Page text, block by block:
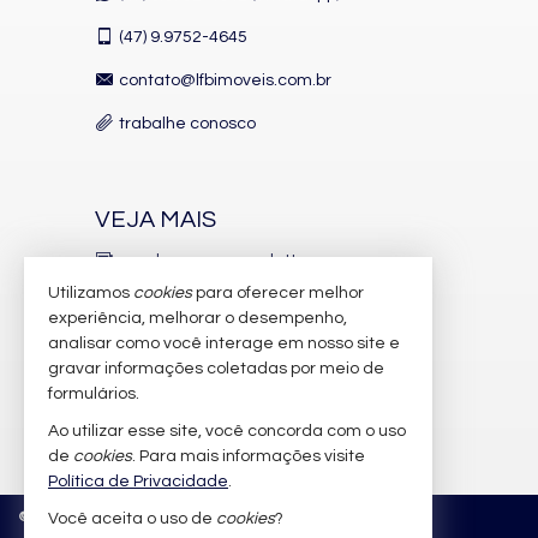
Decorado
Móveis Planejados
Vista Panorâmica
Sala de Estar
Sala de Jantar
Lavabo
Sacada Técnica
Características do Empreendimento
Sauna
Bar
Piscina
Espaço Gourmet
Espaço Fitness
Portão Eletrônico
(47) 9.9752-4645
contato@lfbimoveis.com.br
trabalhe conosco
VEJA MAIS
receba nosso newsletter
indicadores financeiros
cadastre seu imóvel
imóveis favoritos
mapa de imóveis
© 2026 CRECI/SC 6.388-J Política de Privacidade
Utilizamos cookiespara oferecer melhor
experiência, melhorar o desempenho,
analisar como você interage em nosso site e
gravar informações coletadas por meio de
formulários.
Ao utilizar esse site, você concorda com o uso
de cookies. Para mais informações visite
Política de Privacidade.
Você aceita o uso de cookies?